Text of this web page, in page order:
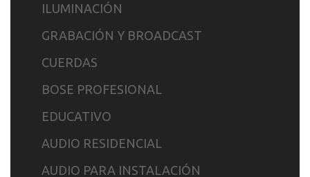
ILUMINACIÓN
GRABACIÓN Y BROADCAST
CUERDAS
BOSE PROFESIONAL
EDUCATIVO
AUDIO RESIDENCIAL
AUDIO PARA INSTALACIÓN